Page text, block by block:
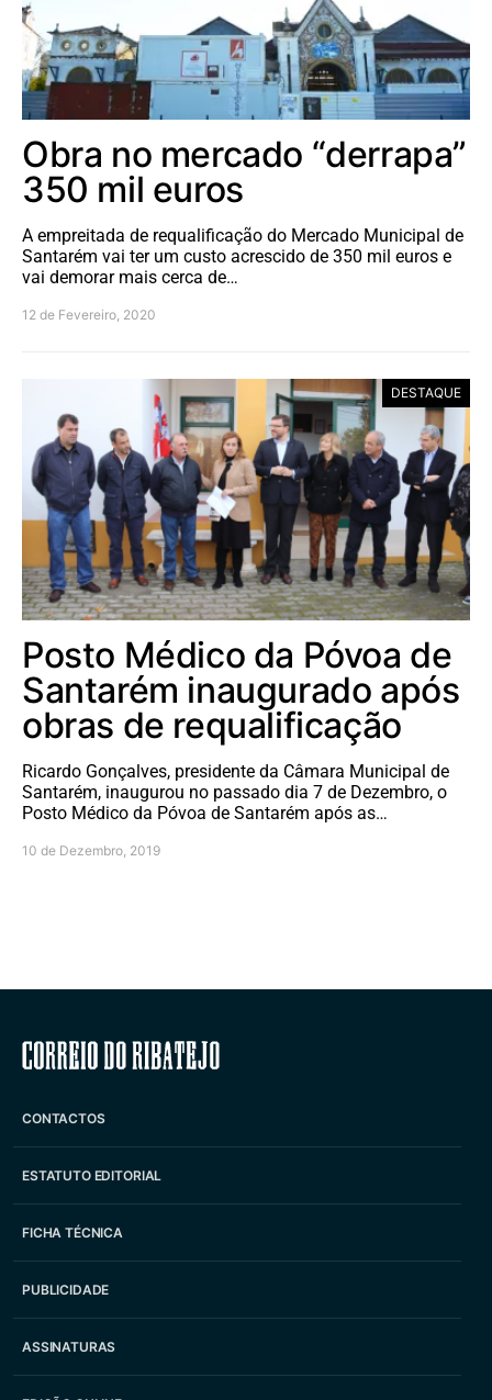
Obra no mercado “derrapa”
350 mil euros
A empreitada de requalificação do Mercado Municipal de
Santarém vai ter um custo acrescido de 350 mil euros e
vai demorar mais cerca de…
12 de Fevereiro, 2020
DESTAQUE
Posto Médico da Póvoa de
Santarém inaugurado após
obras de requalificação
Ricardo Gonçalves, presidente da Câmara Municipal de
Santarém, inaugurou no passado dia 7 de Dezembro, o
Posto Médico da Póvoa de Santarém após as…
10 de Dezembro, 2019
Correio do Ribatejo
CONTACTOS
ESTATUTO EDITORIAL
FICHA TÉCNICA
PUBLICIDADE
ASSINATURAS